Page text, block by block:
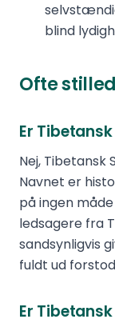
blind
Ofte
Er
Nej, Tibetansk
Navnet er
på ingen
ledsagere fra
sandsynligvis
fuldt ud
Er